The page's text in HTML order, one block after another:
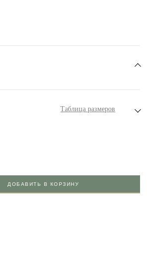
Таблица размеров
ДОБАВИТЬ В КОРЗИНУ